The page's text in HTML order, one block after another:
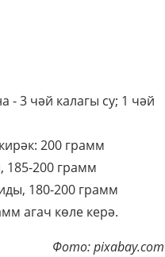
3 чәй калагы су; 1 чәй
200 грамм
185-200 грамм
180-200 грамм
агач көле керә.
Фото: pixabay.com